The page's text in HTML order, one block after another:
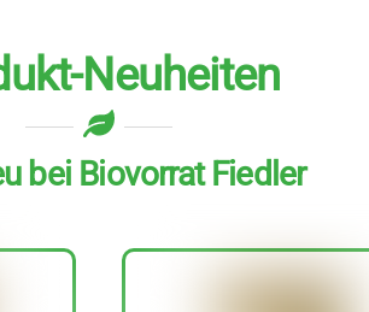
Neuheiten
bei Biovorrat Fiedler